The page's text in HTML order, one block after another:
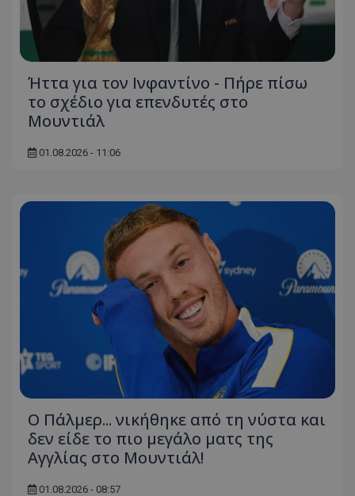
Ήττα για τον Ινφαντίνο - Πήρε πίσω
το σχέδιο για επενδυτές στο
Μουντιάλ
01.08.2026 - 11:06
Ο Πάλμερ... νικήθηκε από τη νύστα και
δεν είδε το πιο μεγάλο ματς της
Αγγλίας στο Μουντιάλ!
01.08.2026 - 08:57